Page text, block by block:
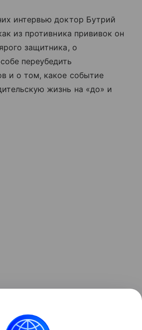
интервью доктор Бутрий
из противника прививок он
защитника, о
переубедить
и о том, какое событие
жизнь на «до» и
Бутрий: Ложные
— беда национального